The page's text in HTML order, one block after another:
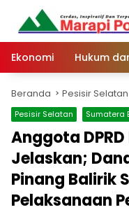
Langsung
konten
Ekonomi
Hukum
Beranda Pesisir Selatan
Pesisir Selatan Sumatera
Anggota
Jelaskan;
Pinang Balirik
Pelaksanaan